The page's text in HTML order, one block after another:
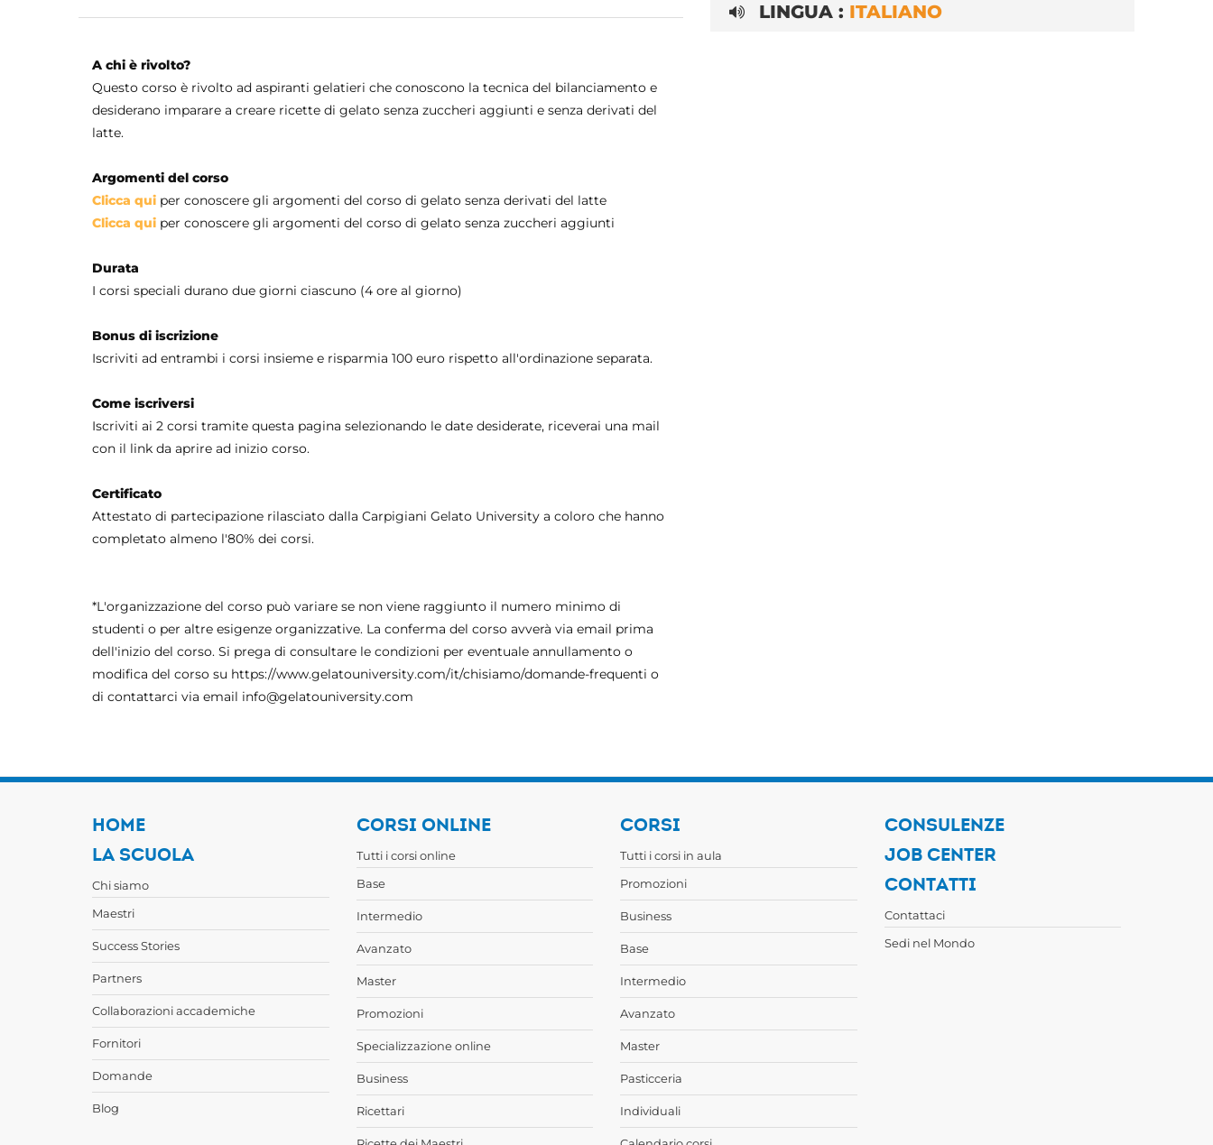
A chi è rivolto?
Questo corso è rivolto ad aspiranti gelatieri che conoscono la tecnica del bilanciamento e
desiderano imparare a creare ricette di gelato senza zuccheri aggiunti e senza derivati ​​del
latte.
Argomenti del corso
Clicca qui per conoscere gli argomenti del corso di gelato senza derivati ​​del latte
Clicca qui per conoscere gli argomenti del corso di gelato senza zuccheri aggiunti
Durata
I corsi speciali durano due giorni ciascuno (4 ore al giorno)
Bonus di iscrizione
Iscriviti ad entrambi i corsi insieme e risparmia 100 euro rispetto all'ordinazione separata.
Come iscriversi
Iscriviti ai 2 corsi tramite questa pagina selezionando le date desiderate, riceverai una mail
con il link da aprire ad inizio corso.
Certificato
Attestato di partecipazione rilasciato dalla Carpigiani Gelato University a coloro che hanno
completato almeno l'80% dei corsi.
*L'organizzazione del corso può variare se non viene raggiunto il numero minimo di
studenti o per altre esigenze organizzative. La conferma del corso avverà via email prima
dell'inizio del corso. Si prega di consultare le condizioni per eventuale annullamento o
modifica del corso su https://www.gelatouniversity.com/it/chisiamo/domande-frequenti o
di contattarci via email info@gelatouniversity.com
LINGUA : ITALIANO
HOME
LA SCUOLA
Chi siamo
Maestri
Success Stories
Partners
Collaborazioni accademiche
Fornitori
Domande
Blog
CORSI ONLINE
Tutti i corsi online
Base
Intermedio
Avanzato
Master
Promozioni
Specializzazione online
Business
Ricettari
CORSI
Tutti i corsi in aula
Promozioni
Business
Base
Intermedio
Avanzato
Master
Pasticceria
Individuali
CONSULENZE
JOB CENTER
CONTATTI
Contattaci
Sedi nel Mondo